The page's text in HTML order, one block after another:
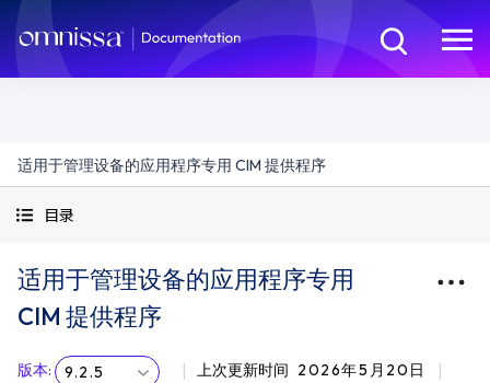
适用于管理设备的应用程序专用 CIM 提供程序
目录
适用于管理设备的应用程序专用
CIM 提供程序
版本: 9.2.5 上次更新时间 2026年5月20日